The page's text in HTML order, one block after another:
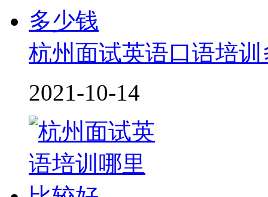
杭州面试英语口语培
2021-10-14